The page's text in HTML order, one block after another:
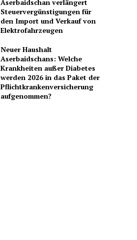
Aserbaidschan verlängert
Steuervergünstigungen für
den Import und Verkauf von
Elektrofahrzeugen
Neuer Haushalt
Aserbaidschans: Welche
Krankheiten außer Diabetes
werden 2026 in das Paket der
Pflichtkrankenversicherung
aufgenommen?